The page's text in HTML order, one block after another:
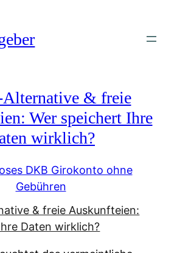
Alternative & freie
Wer speichert Ihre
wirklich?
DKB Girokonto ohne
Gebühren